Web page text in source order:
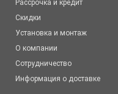
Рассрочка и кредит
Скидки
Установка и монтаж
О компании
Сотрудничество
Информация о доставке